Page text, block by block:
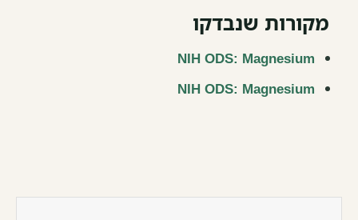
מקורות שנבדקו
NIH ODS: Magnesium
NIH ODS: Magnesium